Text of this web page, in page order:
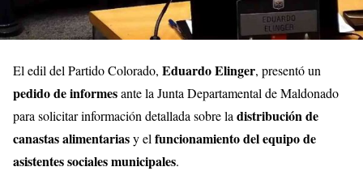
El edil del Partido Colorado, Eduardo Elinger, presentó un
pedido de informesante la Junta Departamental de Maldonado
para solicitar información detallada sobre la distribución de
canastas alimentariasy el funcionamiento del equipo de
asistentes sociales municipales.